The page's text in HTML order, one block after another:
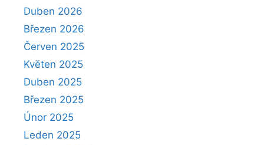
Duben 2026
Březen 2026
Červen 2025
Květen 2025
Duben 2025
Březen 2025
Únor 2025
Leden 2025